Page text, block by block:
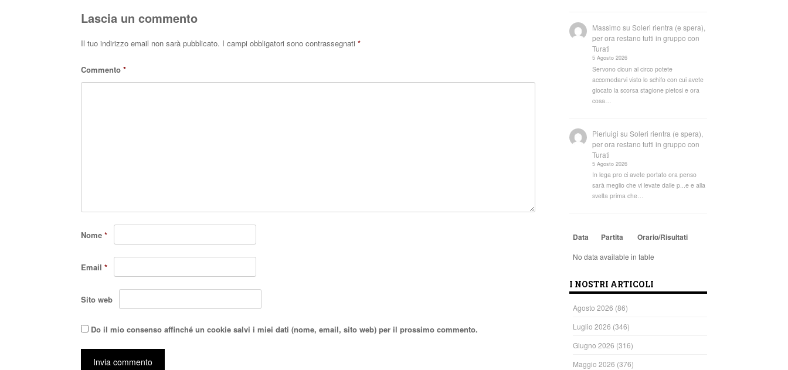
Lascia un commento
Il tuo indirizzo email non sarà pubblicato. I campi obbligatori sono contrassegnati *
Commento *
Nome *
Email *
Sito web
Do il mio consenso affinché un cookie salvi i miei dati (nome, email, sito web) per il prossimo commento.
Massimo suSoleri rientra (e spera),
per ora restano tutti in gruppo con
Turati
5 Agosto 2026
Servono cloun al circo potete
accomodarvi visto lo schifo con cui avete
giocato la scorsa stagione pietosi e ora
cosa…
Pierluigi suSoleri rientra (e spera),
per ora restano tutti in gruppo con
Turati
5 Agosto 2026
In lega pro ci avete portato ora penso
sarà meglio che vi levate dalle p...e e alla
svelta prima che…
Data Partita Orario/Risultati
No data available in table
I NOSTRI ARTICOLI
Agosto 2026 (86)
Luglio 2026 (346)
Giugno 2026 (316)
Maggio 2026 (376)